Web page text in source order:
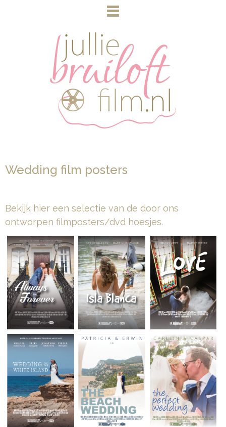
Wedding film posters
Bekijk hier een selectie van de door ons
ontworpen filmposters/dvd hoesjes.